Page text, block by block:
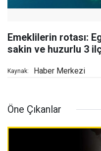
Emeklilerin rotası:
sakin ve huzurlu 3
Kaynak: Haber Merkezi
Öne Çıkanlar